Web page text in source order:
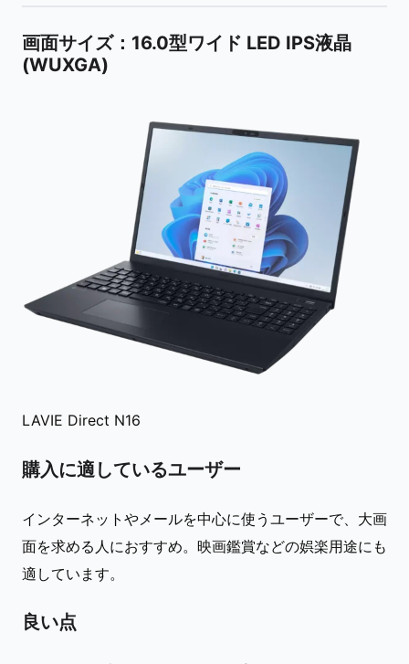
画面サイズ：16.0型ワイド LED IPS液晶
(WUXGA)
LAVIE Direct N16
購入に適しているユーザー
インターネットやメールを中心に使うユーザーで、大画
面を求める人におすすめ。映画鑑賞などの娯楽用途にも
適しています。
良い点